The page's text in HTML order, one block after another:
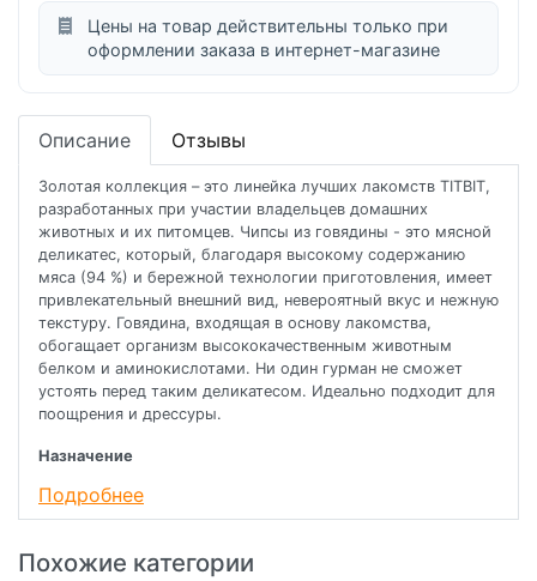
Цены на товар действительны только при
оформлении заказа в интернет-магазине
Описание Отзывы
Золотая коллекция – это линейка лучших лакомств TITBIT,
разработанных при участии владельцев домашних
животных и их питомцев. Чипсы из говядины - это мясной
деликатес, который, благодаря высокому содержанию
мяса (94 %) и бережной технологии приготовления, имеет
привлекательный внешний вид, невероятный вкус и нежную
текстуру. Говядина, входящая в основу лакомства,
обогащает организм высококачественным животным
белком и аминокислотами. Ни один гурман не сможет
устоять перед таким деликатесом. Идеально подходит для
поощрения и дрессуры.
Назначение
Масса нетто
60
мясо и мясные субпродукты (говядина 94%), растительные
Подробнее
Похожие категории